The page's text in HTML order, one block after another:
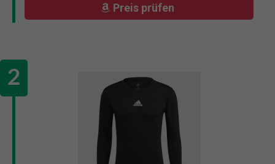
Preis prüfen